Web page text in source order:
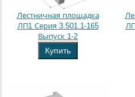
Лестничная площадка
ЛП1 Серия 3.501.1-165
Выпуск 1-2
Купить